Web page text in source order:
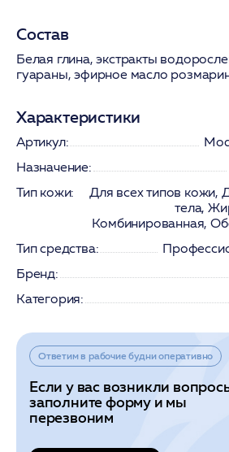
Состав
Белая глина, экстракты
гуараны, эфирное масло
Характеристики
Артикул:
Назначение:
Тип кожи:
Для всех типов кожи,
тела,
Комбинированная,
Тип средства:
Бренд:
Категория:
Ответим в рабочие будни оперативно
Если у вас возникли
заполните форму и мы
перезвоним